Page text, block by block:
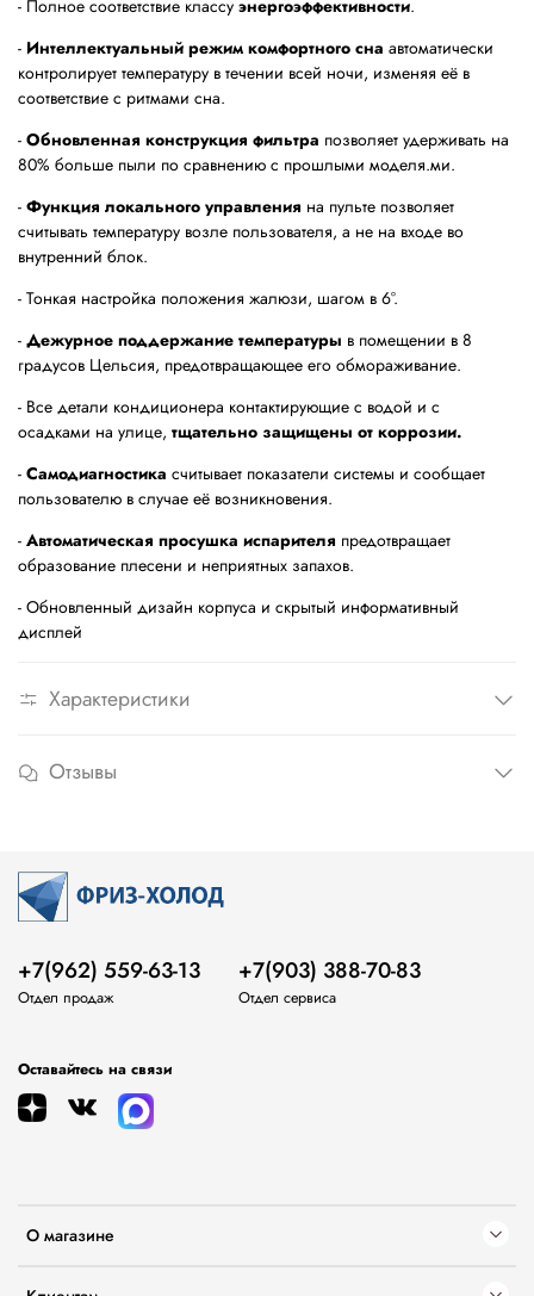
- Полное соответствие классу энергоэффективности.
- Интеллектуальный режим комфортного сна автоматически
контролирует температуру в течении всей ночи, изменяя её в
соответствие с ритмами сна.
- Обновленная конструкция фильтра позволяет удерживать на
80% больше пыли по сравнению с прошлыми моделя.ми.
- Функция локального управления на пульте позволяет
считывать температуру возле пользователя, а не на входе во
внутренний блок.
- Тонкая настройка положения жалюзи, шагом в 6°.
- Дежурное поддержание температуры в помещении в 8
градусов Цельсия, предотвращающее его обмораживание.
- Все детали кондиционера контактирующие с водой и с
осадками на улице, тщательно защищены от коррозии.
- Самодиагностика считывает показатели системы и сообщает
пользователю в случае её возникновения.
- Автоматическая просушка испарителя предотвращает
образование плесени и неприятных запахов.
- Обновленный дизайн корпуса и скрытый информативный
дисплей
Характеристики
Отзывы
О магазине
+7(962) 559-63-13
Отдел продаж
+7(903) 388-70-83
Отдел сервиса
Оставайтесь на связи